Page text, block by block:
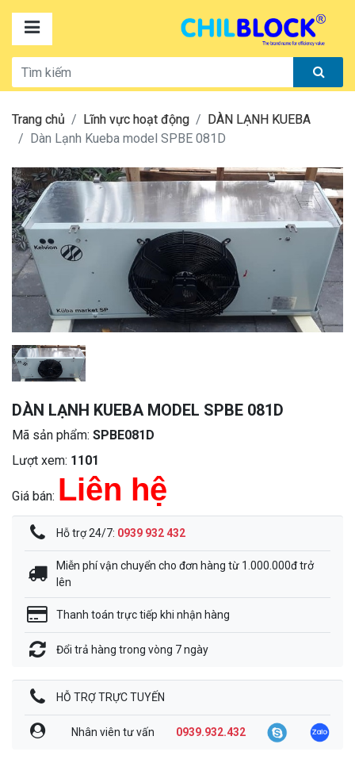
Trang chủ Lĩnh vực hoạt động
DÀN LẠNH KUEBA
Dàn Lạnh Kueba model SPBE 081D
DÀN LẠNH KUEBA MODEL SPBE 081D
Mã sản phẩm: SPBE081D
Lượt xem: 1101
Giá bán: Liên hệ
Hỗ trợ 24/7: 0939 932 432
Miễn phí vận chuyển cho đơn hàng từ 1.000.000đ trở
lên
Thanh toán trực tiếp khi nhận hàng
Đổi trả hàng trong vòng 7 ngày
HỖ TRỢ TRỰC TUYẾN
Nhân viên tư vấn 0939.932.432